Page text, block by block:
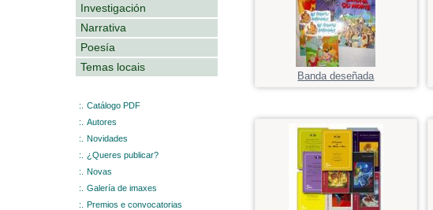
Investigación
Narrativa
Poesía
Temas locais
:.
Catálogo PDF
:.
Autores
:.
Novidades
:.
¿Queres publicar?
:.
Novas
:.
Galería de imaxes
:.
Premios e convocatorias
Banda deseñada